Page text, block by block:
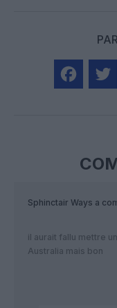
Sphinctair Ways a
il aurait fallu mettre
Australia mais bon